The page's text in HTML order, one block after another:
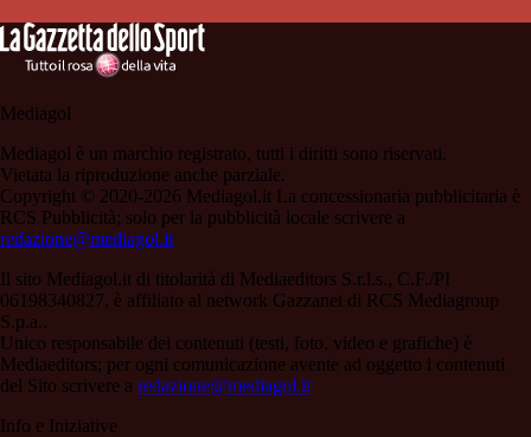
Mediagol
Mediagol è un marchio registrato, tutti i diritti sono riservati.
Vietata la riproduzione anche parziale.
Copyright © 2020-2026 Mediagol.it La concessionaria pubblicitaria è
RCS Pubblicità; solo per la pubblicità locale scrivere a
redazione@mediagol.it
Il sito Mediagol.it di titolarità di Mediaeditors S.r.l.s., C.F./PI
06198340827, è affiliato al network Gazzanet di RCS Mediagroup
S.p.a..
Unico responsabile dei contenuti (testi, foto, video e grafiche) è
Mediaeditors; per ogni comunicazione avente ad oggetto i contenuti
del Sito scrivere a redazione@mediagol.it
Info e Iniziative